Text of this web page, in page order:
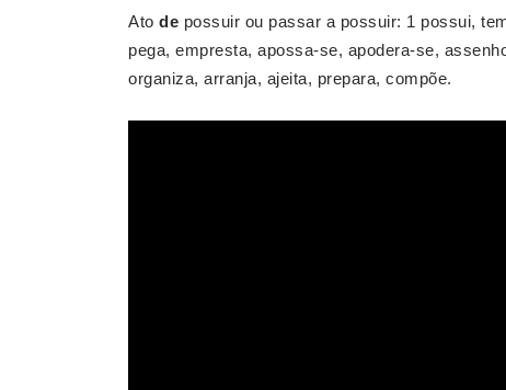
Ato de possuir ou passar a possuir: 1 possui,
pega, empresta, apossa-se, apodera-se,
organiza, arranja, ajeita, prepara, compõe.